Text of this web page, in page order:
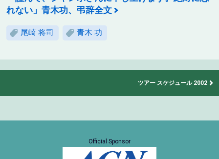
れない」青木功、弔辞全文
尾崎 将司 青木 功
ツアー スケジュール 2002
Official Sponsor